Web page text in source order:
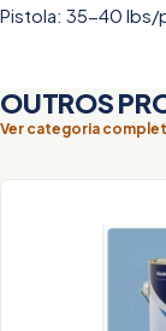
Pistola: 35-40 lbs/
OUTROS
Ver categoria